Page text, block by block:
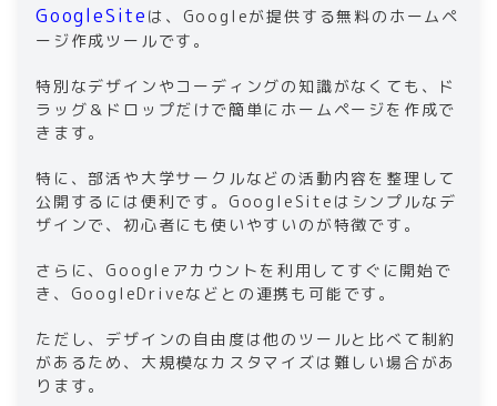
GoogleSite は、Googleが提供する無料のホームペ
ージ作成ツールです。
特別なデザインやコーディングの知識がなくても、ド
ラッグ＆ドロップだけで簡単にホームページを作成で
きます。
特に、部活や大学サークルなどの活動内容を整理して
公開するには便利です。GoogleSiteはシンプルなデ
ザインで、初心者にも使いやすいのが特徴です。
さらに、Googleアカウントを利用してすぐに開始で
き、GoogleDriveなどとの連携も可能です。
ただし、デザインの自由度は他のツールと比べて制約
があるため、大規模なカスタマイズは難しい場合があ
ります。